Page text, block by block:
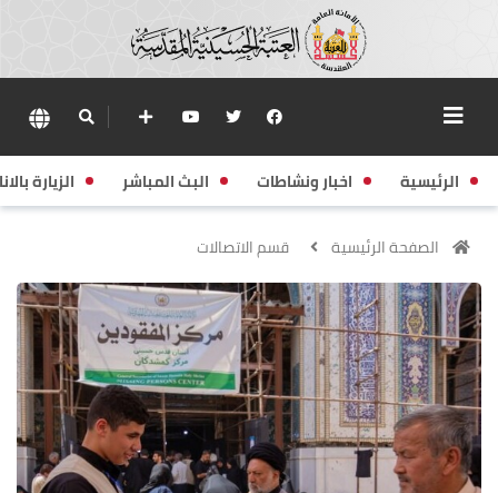
الرئيسية اخبار ونشاطات البث المباشر الزيارة
الصفحة الرئيسية قسم الاتصالات